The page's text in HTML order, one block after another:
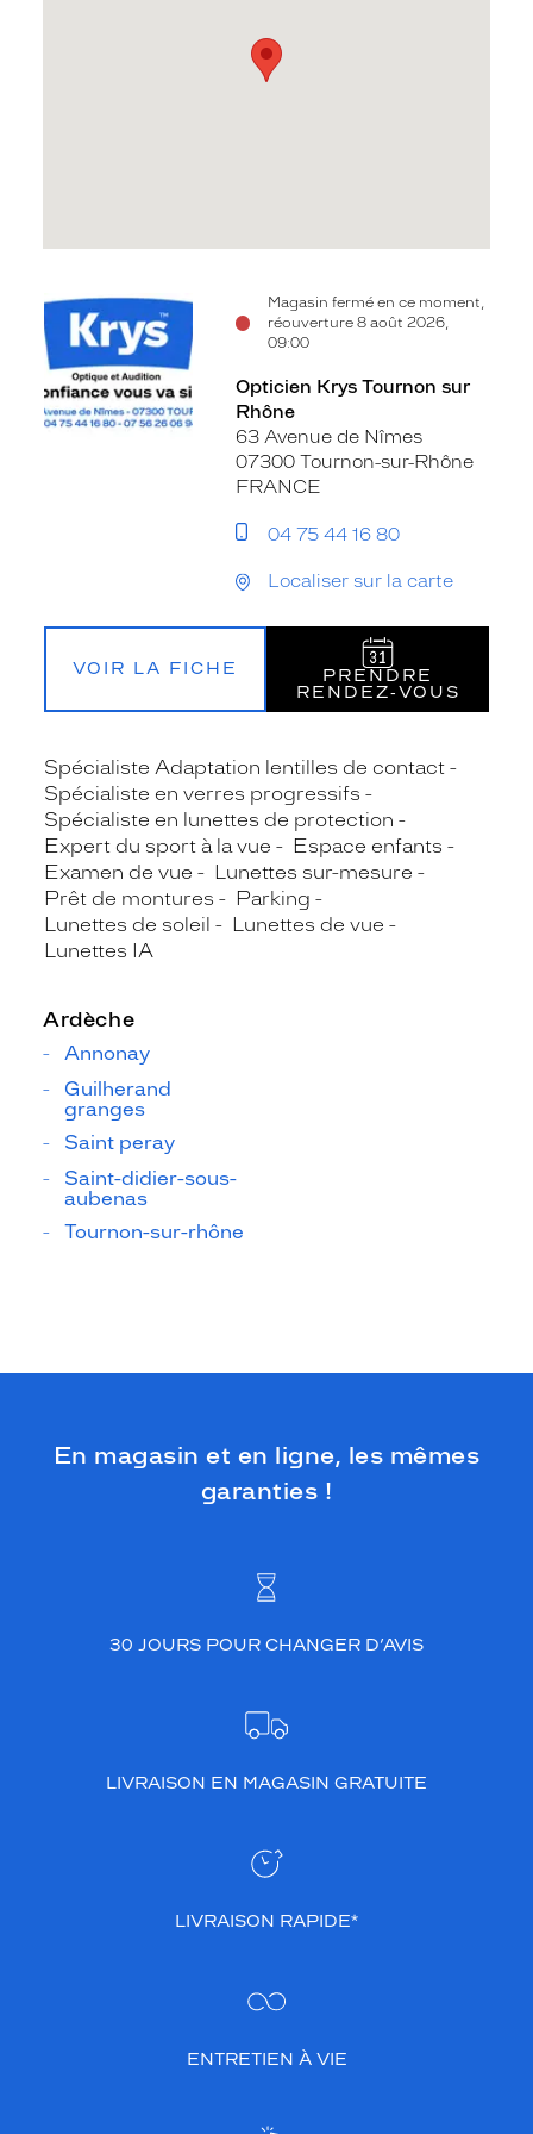
Magasin fermé en ce moment,
réouverture 8 août 2026,
09:00
Voir
la
fiche
Opticien Krys Tournon sur
Rhône
63 Avenue de Nîmes
07300 Tournon-sur-Rhône
FRANCE
04 75 44 16 80
Localiser sur la carte
VOIR LA FICHE
PRENDRE
RENDEZ‑VOUS
Spécialiste Adaptation lentilles de contact
Spécialiste en verres progressifs
Spécialiste en lunettes de protection
Expert du sport à la vue
Espace enfants
Examen de vue
Lunettes sur-mesure
Prêt de montures
Parking
Lunettes de soleil
Lunettes de vue
Lunettes IA
Ardèche
Annonay
Guilherand
granges
Saint peray
Saint-didier-sous-
aubenas
Tournon-sur-rhône
En magasin et en ligne, les mêmes
garanties !
30 JOURS POUR CHANGER D’AVIS
LIVRAISON EN MAGASIN GRATUITE
LIVRAISON RAPIDE*
ENTRETIEN À VIE